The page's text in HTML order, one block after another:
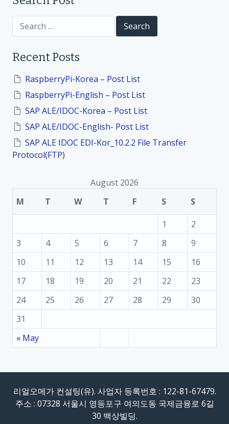
o
n
c
o
Recent Posts
RaspberryPi-Korea – Post List
RaspberryPi-English – Post List
SAP ALE/IDOC-Korea – Post List
SAP ALE/IDOC-English- Post List
SAP ALE IDOC EDI-Kor_10.2.2 File Transfer
Protocol(FTP)
August 2026
M
T W T F S S
« May
1
2
3
4 5 6 7 8
9
10
11 12 13 14 15
16
17
18 19 20 21 22
23
24
25 26 27 28 29
30
31
리얼오메가 컨설팅(유). 사업자 등록번호 : 122-81-67479.
주소 : 07328 서울시 영등포구 여의도동 국제금융로 6길
30 백상빌딩.